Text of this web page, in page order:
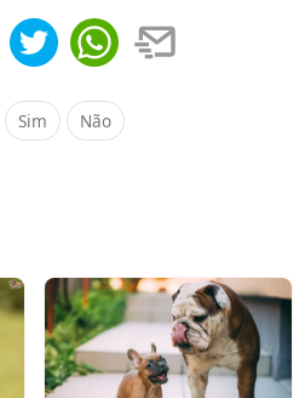
Sim Não